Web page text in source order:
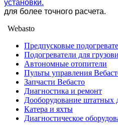
для более точного расчета.
Webasto
Предпусковые
Подогреватели для
Автономные отопители
Пульты управления
Запчасти Вебасто
Диагностика и ремонт
Дооборудование штатных
Катера и яхты
Диагностическое